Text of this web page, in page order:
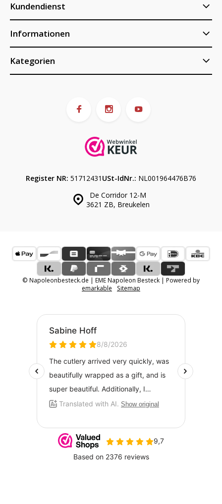
Kundendienst
Informationen
Kategorien
De Corridor 12-M
3621 ZB, Breukelen
Register NR: 51712431 USt-IdNr.: NL001964476B76
© Napoleonbesteck.de | EME Napoleon Besteck | Powered by
emarkable
Sitemap